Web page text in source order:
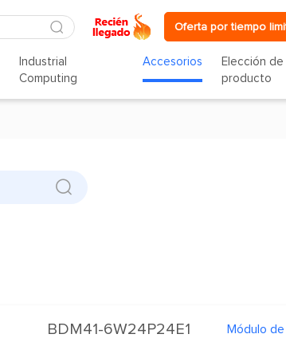
Oferta por tiempo
Industrial
Computing
Accesorios
Elección de
producto
BDM41-6W24P24E1 Módulo